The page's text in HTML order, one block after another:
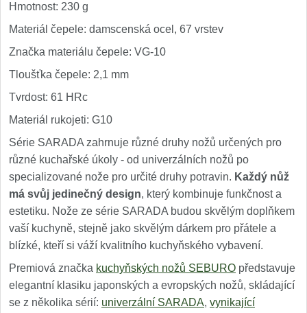
Hmotnost: 230 g
Materiál čepele: damscenská ocel, 67 vrstev
Značka materiálu čepele: VG-10
Tloušťka čepele: 2,1 mm
Tvrdost: 61 HRc
Materiál rukojeti: G10
Série SARADA zahrnuje různé druhy nožů určených pro
různé kuchařské úkoly - od univerzálních nožů po
specializované nože pro určité druhy potravin. Každý nůž
má svůj jedinečný design, který kombinuje funkčnost a
estetiku. Nože ze série SARADA budou skvělým doplňkem
vaší kuchyně, stejně jako skvělým dárkem pro přátele a
blízké, kteří si váží kvalitního kuchyňského vybavení.
Premiová značka kuchyňských nožů SEBURO představuje
elegantní klasiku japonských a evropských nožů, skládající
se z několika sérií: univerzální SARADA, vynikající